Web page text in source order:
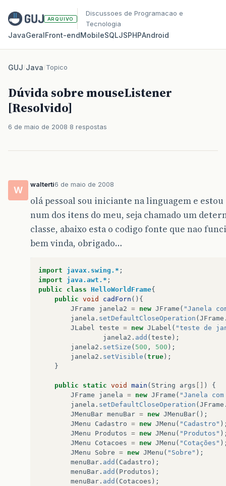
ARQUIVO
Discussoes de Programacao e
Tecnologia
JavaGeralFront‑endMobileSQLJSPHPAndroid
GUJ/Java/Topico
Dúvida sobre mouseListener
[Resolvido]
6 de maio de 2008 8 respostas
W
walterti6 de maio de 2008
olá pessoal sou iniciante na linguagem e
num dos itens do meu, seja chamado um
classe, abaixo esta o codigo fonte que nao
bem vinda, obrigado…
import javax.swing.* ;
import
java.awt.* ;
public
class HelloWorldFrame{
public void cadForn (){
JFrame
janela2 = new JFrame ( "Janela
janela . setDefaultCloseOperation ( JFrame
JLabel teste = new JLabel ( "teste de
janela2 . add ( teste );
janela2 . setSize ( 500 , 500 );
janela2 . setVisible ( true );
}
public static void main ( String args )
{
JFrame
janela = new JFrame ( "Janela com
janela . setDefaultCloseOperation ( JFrame
JMenuBar menuBar = new JMenuBar();
JMenu
Cadastro = new JMenu ( "Cadastro"
JMenu
Produtos = new JMenu ( "Produtos"
JMenu
Cotacoes = new JMenu ( "Cotações"
JMenu
Sobre = new JMenu ( "Sobre" );
menuBar . add ( Cadastro );
menuBar . add ( Produtos );
menuBar . add ( Cotacoes );